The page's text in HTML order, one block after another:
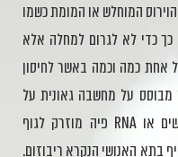
המוחלש או המומת כשמו
כך כדי לא לגרום למחלה אלא
אחת כמה וכמה באשר לחיסון
מבוסס על מחשבה גאונית על
פיה מוזרק לגוף RNA שליח, כלומר תרשים או
בתא האנושי הנקרא ריבוזום.